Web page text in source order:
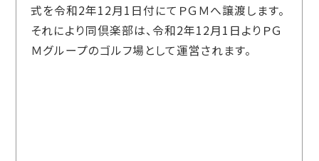
式を令和2年12月1日付にてＰＧＭへ譲渡します。
それにより同倶楽部は、令和2年12月1日よりＰＧ
Ｍグループのゴルフ場として運営されます。